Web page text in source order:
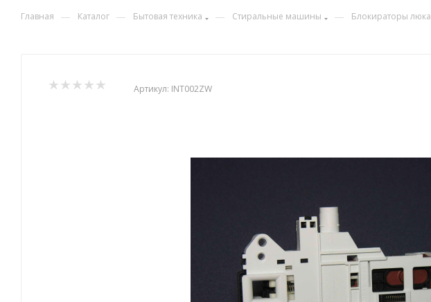
Главная — Каталог — Бытовая техника — Стиральные машины — Блокираторы люка
Артикул: INT002ZW